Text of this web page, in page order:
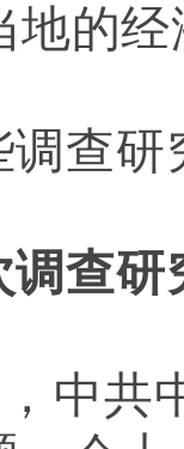
地的
调查
调查
中共